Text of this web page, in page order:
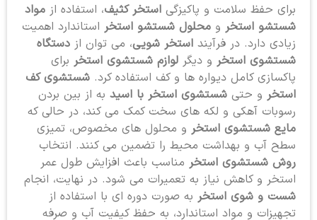
برای حفظ سلامت و پاکیزگی استخر کثیف، استفاده از مواد
شستشو استخرو محلول شستشو استخراستاندارد اهمیت
زیادی دارد. در فرآیند استخر شویی، می توان از دستگاه
شستشوی استخرو دیگر لوازم شستشوی استخربرای
پاکسازی کامل دیواره ها و کف استفاده کرد. شستشوی کف
استخرو حتی شستشوی استخر با اسیدبه از بین بردن
رسوبات آهکی و لکه های سخت کمک می کند، در حالی که
مایع شستشوی استخرو محلول های مخصوص، تمیزی
سطح آب و بهداشت محیط را تضمین می کنند. انتخاب
روش شستشوی استخرمناسب باعث افزایش طول عمر
استخر و کاهش نیاز به تعمیرات می شود. در نهایت، انجام
شست و شوی استخربه صورت دوره ای با استفاده از
تجهیزات و مواد استاندارد، به حفظ کیفیت آب و صرفه